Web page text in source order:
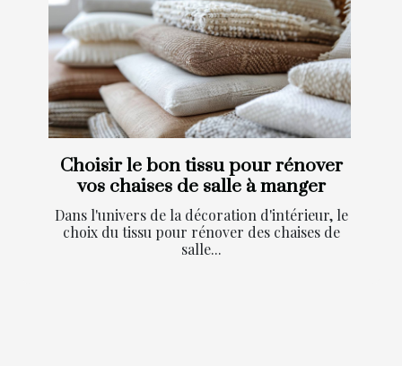
Choisir le bon tissu pour rénover
vos chaises de salle à manger
Dans l'univers de la décoration d'intérieur, le
choix du tissu pour rénover des chaises de
salle...